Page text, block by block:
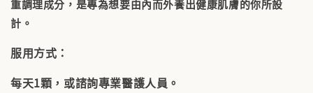
重調理成分，是專為想要由內而外養出健康肌膚的你所設
計。
服用方式：
每天1顆，或諮詢專業醫護人員。